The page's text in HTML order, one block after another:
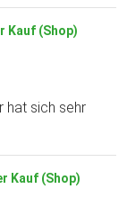
Kauf (Shop)
hat sich sehr
Kauf (Shop)